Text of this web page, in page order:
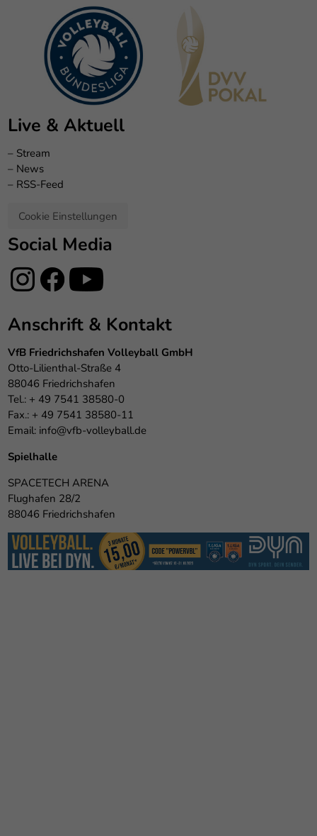
Live & Aktuell
– Stream
– News
– RSS-Feed
Cookie Einstellungen
Social Media
Anschrift & Kontakt
VfB Friedrichshafen Volleyball GmbH
Otto-Lilienthal-Straße 4
88046 Friedrichshafen
Tel.: + 49 7541 38580-0
Fax.: + 49 7541 38580-11
Email: info@vfb-volleyball.de
Spielhalle
SPACETECH ARENA
Flughafen 28/2
88046 Friedrichshafen